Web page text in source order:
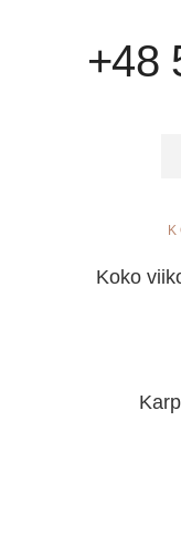
+48
Koko